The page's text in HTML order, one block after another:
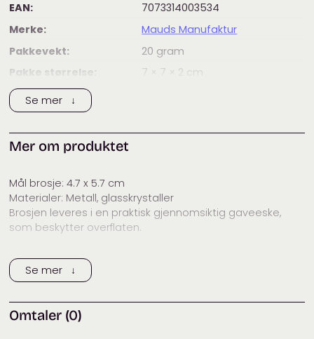
EAN:
7073314003534
Merke:
Mauds Manufaktur
Pakkevekt:
20 gram
Pakke størrelse:
7 × 7 × 2 cm
Tags:
Kategorier:
Se mer ↓
Mer om produktet
Mål brosje: 4.7 x 5.7 cm
Materialer: Metall, glasskrystaller
Brosjen leveres i en praktisk gjennomsiktig gaveeske,
som beskytter overflaten.
Se mer ↓
Omtaler (0)